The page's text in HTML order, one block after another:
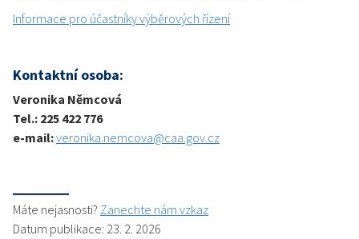
Informace pro účastníky výběrových řízení
Kontaktní osoba:
Veronika Němcová
Tel.: 225 422 776
e-mail:veronika.nemcova@caa.gov.cz
Máte nejasnosti? Zanechte nám vzkaz
Datum publikace: 23. 2. 2026